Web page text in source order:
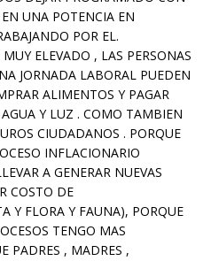
UNA POTENCIA EN
POR EL.
ELEVADO , LAS PERSONAS
JORNADA LABORAL PUEDEN
ALIMENTOS Y PAGAR
Y LUZ . COMO TAMBIEN
CIUDADANOS . PORQUE
INFLACIONARIO
A GENERAR NUEVAS
COSTO DE
Y FLORA Y FAUNA), PORQUE
TENGO MAS
PADRES , MADRES ,